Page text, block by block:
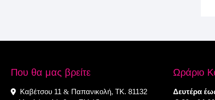
Που θα μας βρείτε
Καβέτσου 11 & Παπανικολή, ΤΚ. 81132
Ωράριο
Δευτέρα